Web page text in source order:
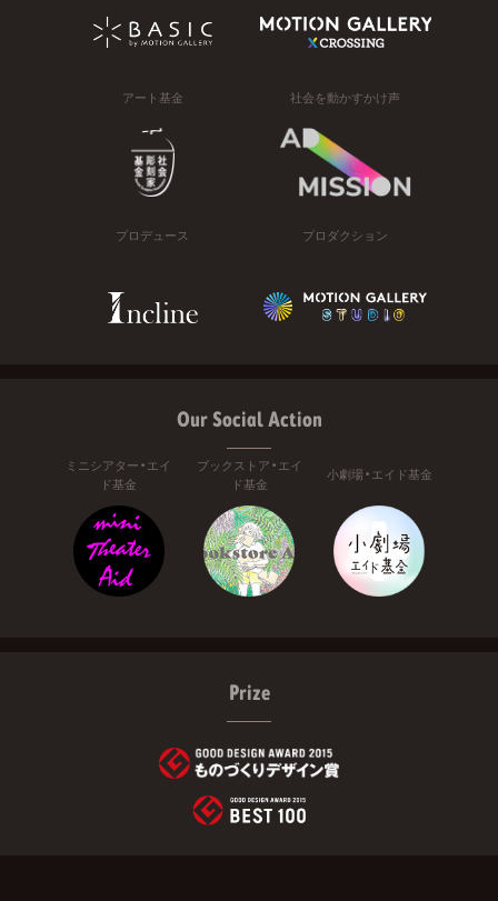
アート基金 社会を動かすかけ声
プロデュース プロダクション
Our Social Action
ミニシアター・エイ
ド基金
ブックストア・エイ
ド基金
小劇場・エイド基金
Prize